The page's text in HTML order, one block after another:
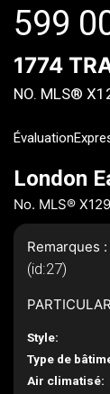
599
1774
NO. MLS®
London
No. MLS®
Remarques :
(id:27)
Style:
Type de
Air climatisé: